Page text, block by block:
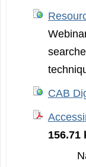
CAB
156.71